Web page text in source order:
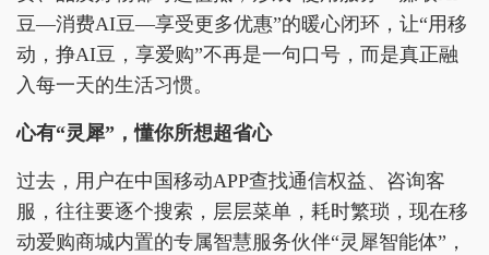
豆—消费AI豆—享受更多优惠”的暖心闭环，让“用移
动，挣AI豆，享爱购”不再是一句口号，而是真正融
入每一天的生活习惯。
心有“灵犀”，懂你所想超省心
过去，用户在中国移动APP查找通信权益、咨询客
服，往往要逐个搜索，层层菜单，耗时繁琐，现在移
动爱购商城内置的专属智慧服务伙伴“灵犀智能体”，